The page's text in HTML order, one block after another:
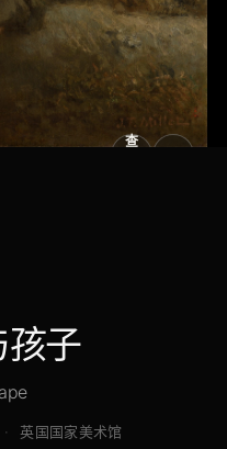
查
孩子
英国国家美术馆